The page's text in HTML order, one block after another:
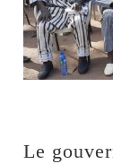
Le